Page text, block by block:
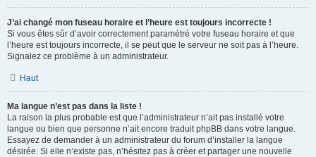
J’ai changé mon fuseau horaire et l’heure est toujours incorrecte !
Si vous êtes sûr d’avoir correctement paramétré votre fuseau horaire et que
l’heure est toujours incorrecte, il se peut que le serveur ne soit pas à l’heure.
Signalez ce problème à un administrateur.
Haut
Ma langue n’est pas dans la liste !
La raison la plus probable est que l’administrateur n’ait pas installé votre
langue ou bien que personne n’ait encore traduit phpBB dans votre langue.
Essayez de demander à un administrateur du forum d’installer la langue
désirée. Si elle n’existe pas, n’hésitez pas à créer et partager une nouvelle